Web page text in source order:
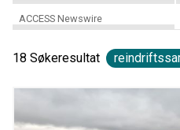
ACCESS Newswire
18 Søkeresultat